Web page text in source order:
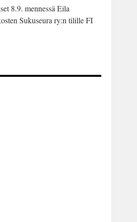
8.9. mennessä Eila
Sukuseura ry:n tilille FI